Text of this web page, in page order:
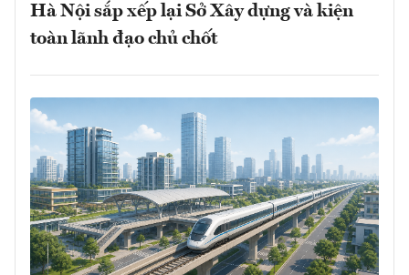
Hà Nội sắp xếp lại Sở Xây dựng và kiện
toàn lãnh đạo chủ chốt